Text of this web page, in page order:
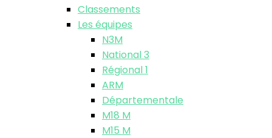
Classements
Les équipes
N3M
National 3
Régional 1
ARM
Départementale
M18 M
M15 M